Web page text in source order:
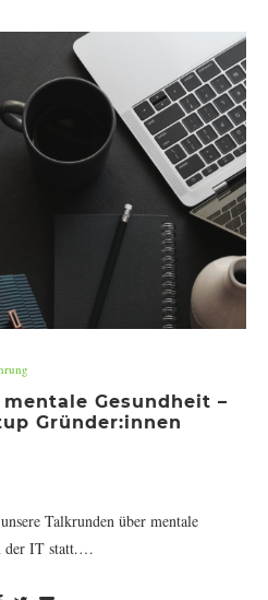
Gesundheit –
Gründer:innen
Talkrunden über mentale
der IT statt.…